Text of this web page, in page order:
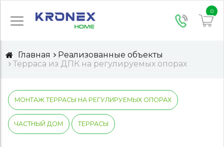
0
Главная
Реализованные объекты
Терраса из ДПК на регулируемых опорах
МОНТАЖ ТЕРРАСЫ НА РЕГУЛИРУЕМЫХ ОПОРАХ
ЧАСТНЫЙ ДОМ ТЕРРАСЫ